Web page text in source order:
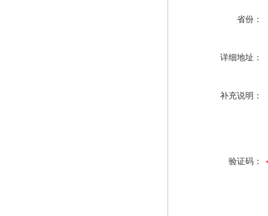
省份：
详细地址：
补充说明：
验证码：